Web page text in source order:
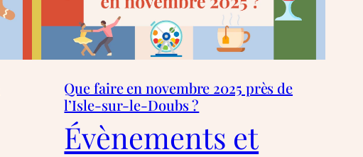
Que faire en novembre 2025 près de
l’Isle-sur-le-Doubs ?
Évènements et